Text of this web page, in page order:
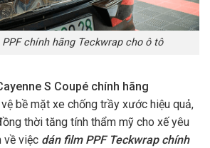
chính hãng Teckwrap cho ô tô
S Coupé chính hãng
bề mặt xe chống trầy xước hiệu quả,
thời tăng tính thẩm mỹ cho xế yêu
về việc dán film PPF Teckwrap chính